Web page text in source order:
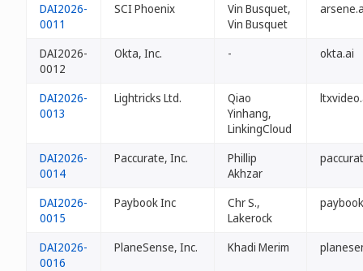
DAI2026-
0011
SCI Phoenix
Vin Busquet,
Vin Busquet
DAI2026-
0012
Okta, Inc. - okta.ai
DAI2026-
0013
Lightricks Ltd.
Qiao
Yinhang,
LinkingCloud
DAI2026-
0014
Paccurate, Inc.
Phillip
Akhzar
DAI2026-
0015
Paybook Inc
Chr S.,
Lakerock
DAI2026-
0016
PlaneSense, Inc. Khadi Merim